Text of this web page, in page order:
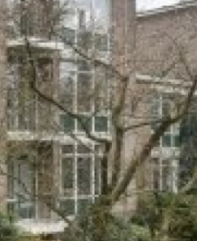
reageren op een Appartement in Arnhem?
van AppartementenArnhem?